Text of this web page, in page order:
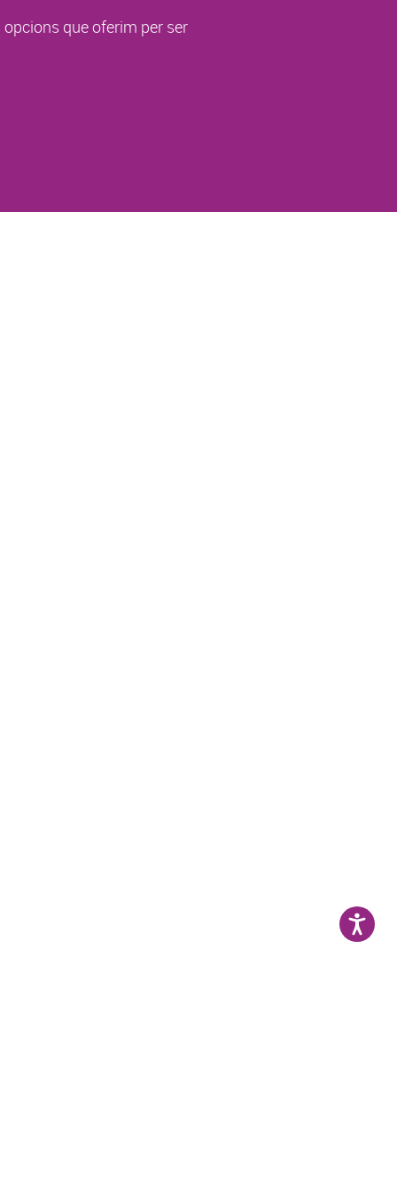
que oferim per ser